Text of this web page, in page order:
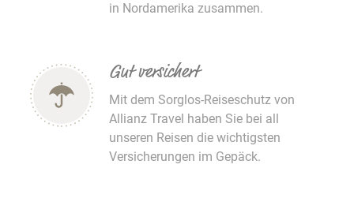
in Nordamerika zusammen.
Gut versichert
Mit dem Sorglos-Reiseschutz von
Allianz Travel haben Sie bei all
unseren Reisen die wichtigsten
Versicherungen im Gepäck.